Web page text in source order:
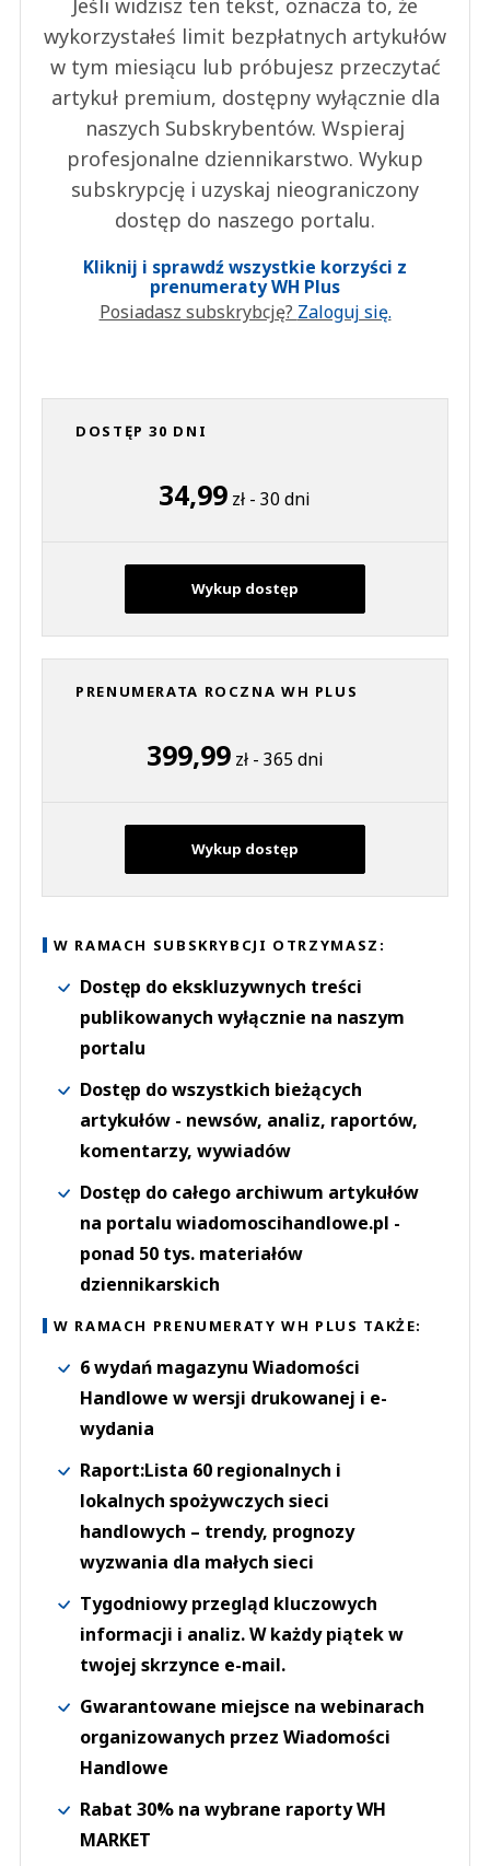
Jeśli widzisz ten tekst, oznacza to, że
wykorzystałeś limit bezpłatnych artykułów
w tym miesiącu lub próbujesz przeczytać
artykuł premium, dostępny wyłącznie dla
naszych Subskrybentów. Wspieraj
profesjonalne dziennikarstwo. Wykup
subskrypcję i uzyskaj nieograniczony
dostęp do naszego portalu.
Kliknij i sprawdź wszystkie korzyści z
prenumeraty WH Plus
Posiadasz subskrybcję? Zaloguj się.
DOSTĘP 30 DNI
34,99 zł - 30 dni
Wykup dostęp
PRENUMERATA ROCZNA WH PLUS
399,99zł - 365 dni
Wykup dostęp
W RAMACH SUBSKRYBCJI OTRZYMASZ:
Dostęp do ekskluzywnych treści
publikowanych wyłącznie na naszym
portalu
Dostęp do wszystkich bieżących
artykułów - newsów, analiz, raportów,
komentarzy, wywiadów
Dostęp do całego archiwum artykułów
na portalu wiadomoscihandlowe.pl -
ponad 50 tys. materiałów
dziennikarskich
W RAMACH PRENUMERATY WH PLUS TAKŻE:
6 wydań magazynu Wiadomości
Handlowe w wersji drukowanej i e-
wydania
Raport:Lista 60 regionalnych i
lokalnych spożywczych sieci
handlowych – trendy, prognozy
wyzwania dla małych sieci
Tygodniowy przegląd kluczowych
informacji i analiz. W każdy piątek w
twojej skrzynce e-mail.
Gwarantowane miejsce na webinarach
organizowanych przez Wiadomości
Handlowe
Rabat 30% na wybrane raporty WH
MARKET